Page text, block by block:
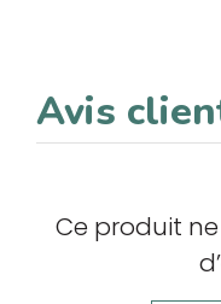
Avis
Ce produit